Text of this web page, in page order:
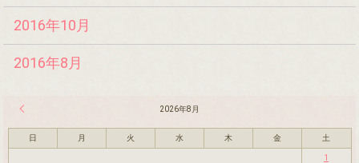
2016年10月
2016年8月
2026年8月
日 月 火 水 木 金 土
1